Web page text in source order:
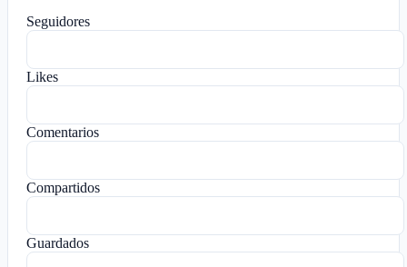
Seguidores
Likes
Comentarios
Compartidos
Guardados